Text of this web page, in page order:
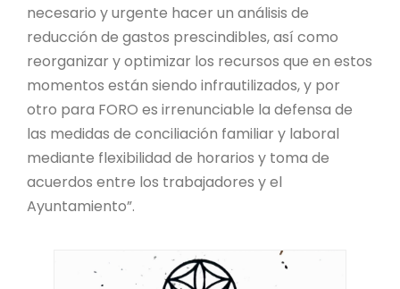
necesario y urgente hacer un análisis de
reducción de gastos prescindibles, así como
reorganizar y optimizar los recursos que en estos
momentos están siendo infrautilizados, y por
otro para FORO es irrenunciable la defensa de
las medidas de conciliación familiar y laboral
mediante flexibilidad de horarios y toma de
acuerdos entre los trabajadores y el
Ayuntamiento”.